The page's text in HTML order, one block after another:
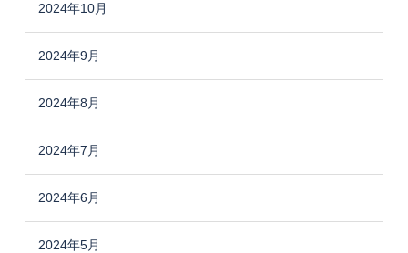
2024年10月
2024年9月
2024年8月
2024年7月
2024年6月
2024年5月